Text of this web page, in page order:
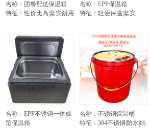
名称：团餐配送保温箱
特征：性价比高|坚实耐用
名称：EPP保温箱
特征：轻便保温|坚实
名称：EPP不锈钢一体成
型保温箱
名称：不锈钢保温桶
特征：304不锈钢|防水|结